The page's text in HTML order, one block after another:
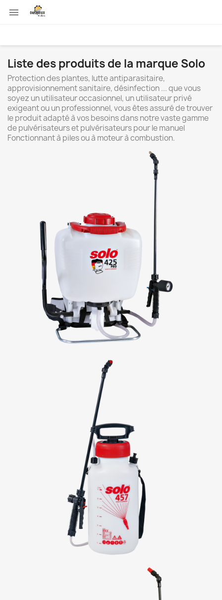

Liste des produits de la marque Solo
Protection des plantes, lutte antiparasitaire,
approvisionnement sanitaire, désinfection ... que vous
soyez un utilisateur occasionnel, un utilisateur privé
exigeant ou un professionnel, vous êtes assuré de trouver
le produit adapté à vos besoins dans notre vaste gamme
de pulvérisateurs et pulvérisateurs pour le manuel
Fonctionnant à piles ou à moteur à combustion.